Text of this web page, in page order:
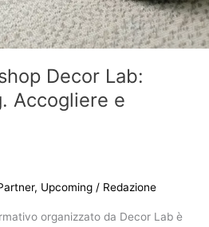
Decor Lab:
Accogliere e
, Upcoming / Redazione
organizzato da Decor Lab è